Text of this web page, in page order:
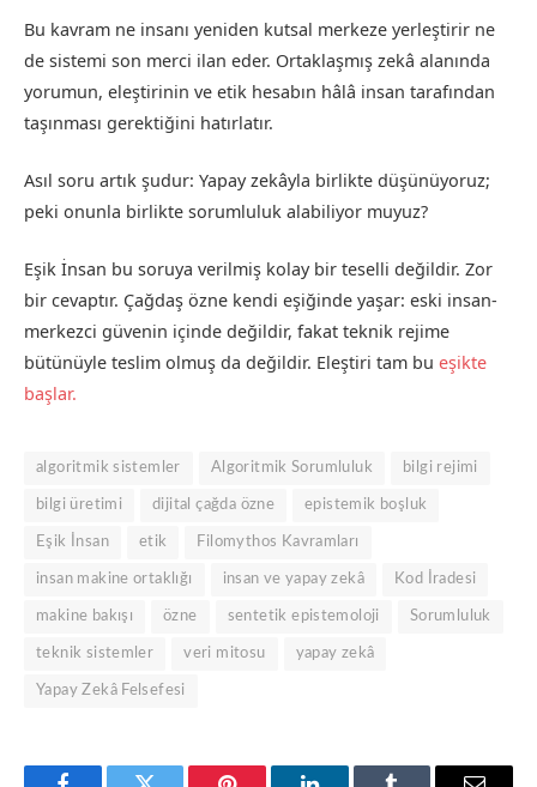
Bu kavram ne insanı yeniden kutsal merkeze yerleştirir ne
de sistemi son merci ilan eder. Ortaklaşmış zekâ alanında
yorumun, eleştirinin ve etik hesabın hâlâ insan tarafından
taşınması gerektiğini hatırlatır.
Asıl soru artık şudur: Yapay zekâyla birlikte düşünüyoruz;
peki onunla birlikte sorumluluk alabiliyor muyuz?
Eşik İnsan bu soruya verilmiş kolay bir teselli değildir. Zor
bir cevaptır. Çağdaş özne kendi eşiğinde yaşar: eski insan-
merkezci güvenin içinde değildir, fakat teknik rejime
bütünüyle teslim olmuş da değildir. Eleştiri tam bu eşikte
başlar.
algoritmik sistemler Algoritmik Sorumluluk bilgi rejimi
bilgi üretimi dijital çağda özne epistemik boşluk
Eşik İnsan etik Filomythos Kavramları
insan makine ortaklığı insan ve yapay zekâ Kod İradesi
makine bakışı özne sentetik epistemoloji Sorumluluk
teknik sistemler veri mitosu yapay zekâ
Yapay Zekâ Felsefesi